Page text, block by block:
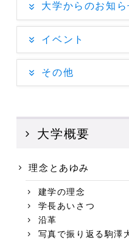
大学からのお知ら
イベント
その他
大学概要
理念とあゆみ
建学の理念
学長あいさつ
沿革
写真で振り返る駒澤